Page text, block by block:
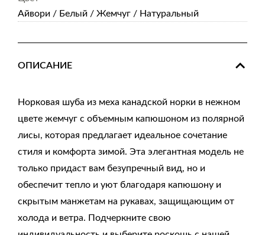
Айвори / Белый / Жемчуг / Натуральный
ОПИСАНИЕ
Норковая шуба из меха канадской норки в нежном
цвете жемчуг с объемным капюшоном из полярной
лисы, которая предлагает идеальное сочетание
стиля и комфорта зимой. Эта элегантная модель не
только придаст вам безупречный вид, но и
обеспечит тепло и уют благодаря капюшону и
скрытым манжетам на рукавах, защищающим от
холода и ветра. Подчеркните свою